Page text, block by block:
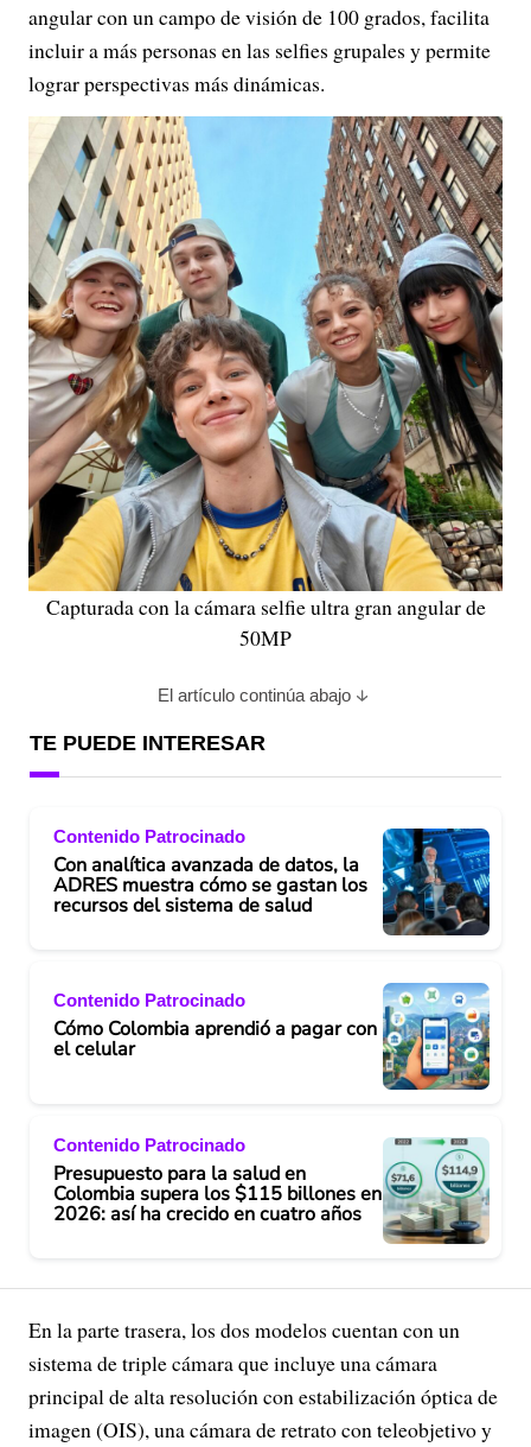
angular con un campo de visión de 100 grados, facilita
incluir a más personas en las selfies grupales y permite
lograr perspectivas más dinámicas.
Capturada con la cámara selfie ultra gran angular de
50MP
El artículo continúa abajo
TE PUEDE INTERESAR
Contenido Patrocinado
Con analítica avanzada de datos, la
ADRES muestra cómo se gastan los
recursos del sistema de salud
Contenido Patrocinado
Cómo Colombia aprendió a pagar con
el celular
Contenido Patrocinado
Presupuesto para la salud en
Colombia supera los $115 billones en
2026: así ha crecido en cuatro años
En la parte trasera, los dos modelos cuentan con un
sistema de triple cámara que incluye una cámara
principal de alta resolución con estabilización óptica de
imagen (OIS), una cámara de retrato con teleobjetivo y